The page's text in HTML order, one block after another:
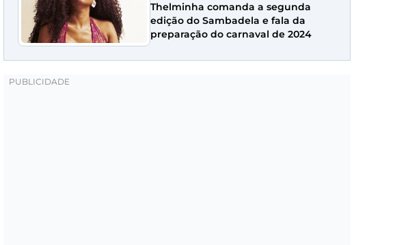
Thelminha comanda a segunda
edição do Sambadela e fala da
preparação do carnaval de 2024